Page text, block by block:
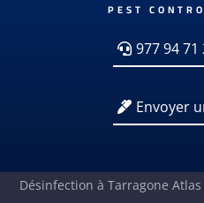
PEST
977 94 71
Envoyer
Désinfection à Tarragone